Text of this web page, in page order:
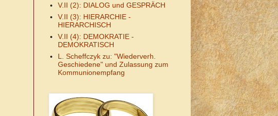
V.II (2): DIALOG und GESPRÄCH
V.II (3): HIERARCHIE -
HIERARCHISCH
V.II (4): DEMOKRATIE -
DEMOKRATISCH
L. Scheffczyk zu: "Wiederverh.
Geschiedene" und Zulassung zum
Kommunionempfang